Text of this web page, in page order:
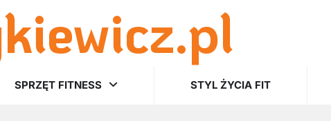
SPRZĘT FITNESS STYL ŻYCIA FIT